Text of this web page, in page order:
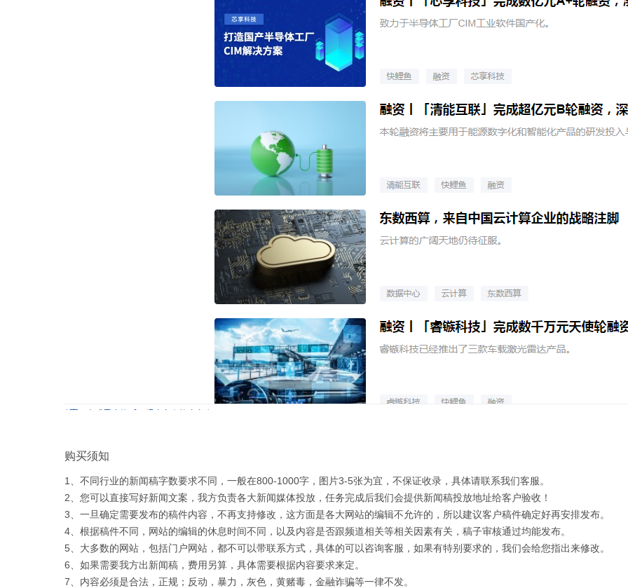
购买须知
1、不同行业的新闻稿字数要求不同，一般在800-1000字，图片3-5张为宜，不保证收录，具体请联系我们客服。
2、您可以直接写好新闻文案，我方负责各大新闻媒体投放，任务完成后我们会提供新闻稿投放地址给客户验收！
3、一旦确定需要发布的稿件内容，不再支持修改，这方面是各大网站的编辑不允许的，所以建议客户稿件确定好再安排发布。
4、根据稿件不同，网站的编辑的休息时间不同，以及内容是否跟频道相关等相关因素有关，稿子审核通过均能发布。
5、大多数的网站，包括门户网站，都不可以带联系方式，具体的可以咨询客服，如果有特别要求的，我们会给您指出来修改。
6、如果需要我方出新闻稿，费用另算，具体需要根据内容要求来定。
7、内容必须是合法，正规；反动，暴力，灰色，黄赌毒，金融诈骗等一律不发。